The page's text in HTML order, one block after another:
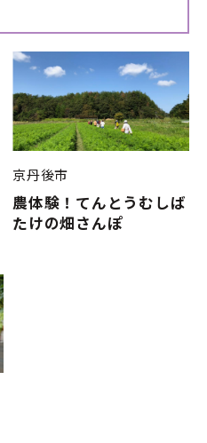
京丹後市
農体験！てんとうむしば
たけの畑さんぽ